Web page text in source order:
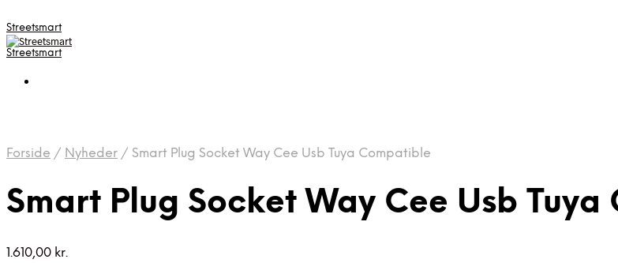
Streetsmart
Streetsmart
Forside / Nyheder / Smart Plug Socket Way Cee Usb Tuya Compatible
Smart Plug Socket Way Cee Usb
1.610,00 kr.